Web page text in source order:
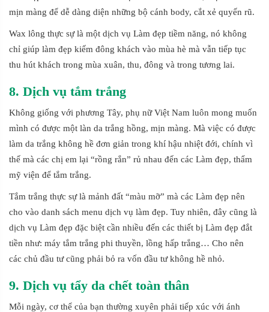
mịn màng để dễ dàng diện những bộ cánh body, cắt xẻ quyến rũ.
Wax lông thực sự là một dịch vụ Làm đẹp tiềm năng, nó không
chỉ giúp làm đẹp kiếm đông khách vào mùa hè mà vẫn tiếp tục
thu hút khách trong mùa xuân, thu, đông và trong tương lai.
8. Dịch vụ tắm trắng
Không giống với phương Tây, phụ nữ Việt Nam luôn mong muốn
mình có được một làn da trắng hồng, mịn màng. Mà việc có được
làm da trắng không hề đơn giản trong khí hậu nhiệt đới, chính vì
thế mà các chị em lại “rồng rắn” rủ nhau đến các Làm đẹp, thẩm
mỹ viện để tắm trắng.
Tắm trắng thực sự là mảnh đất “màu mỡ” mà các Làm đẹp nên
cho vào danh sách menu dịch vụ làm đẹp. Tuy nhiên, đây cũng là
dịch vụ Làm đẹp đặc biệt cần nhiều đến các thiết bị Làm đẹp đắt
tiền như: máy tắm trắng phi thuyền, lồng hấp trắng… Cho nên
các chủ đầu tư cũng phải bỏ ra vốn đầu tư không hề nhỏ.
9. Dịch vụ tẩy da chết toàn thân
Mỗi ngày, cơ thể của bạn thường xuyên phải tiếp xúc với ánh